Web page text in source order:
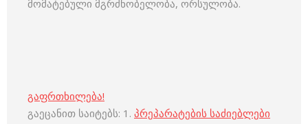
მომატებული მგრძნობელობა, ორსულობა.
გაფრთხილება!
გაეცანით საიტებს: 1. პრეპარატების საძიებლები